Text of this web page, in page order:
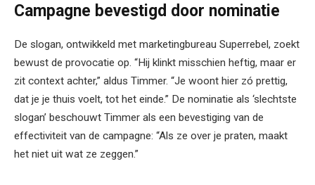
Campagne bevestigd door nominatie
De slogan, ontwikkeld met marketingbureau Superrebel, zoekt
bewust de provocatie op. “Hij klinkt misschien heftig, maar er
zit context achter,” aldus Timmer. “Je woont hier zó prettig,
dat je je thuis voelt, tot het einde.” De nominatie als ‘slechtste
slogan’ beschouwt Timmer als een bevestiging van de
effectiviteit van de campagne: “Als ze over je praten, maakt
het niet uit wat ze zeggen.”